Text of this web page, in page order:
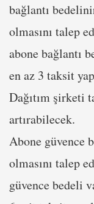
bağlantı
olmasını talep
abone bağlantı
en az 3 taksit
Dağıtım şirketi
artırabilecek.
Abone güvence
olmasını talep
güvence bedeli